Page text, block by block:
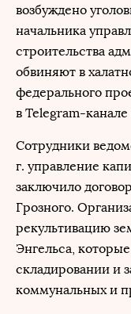
возбуждено
начальника
строительства
обвиняют в
федерального
в Telegram-
Сотрудники
г. управление
заключило
Грозного.
рекультивацию
Энгельса,
складировании и
коммунальных и